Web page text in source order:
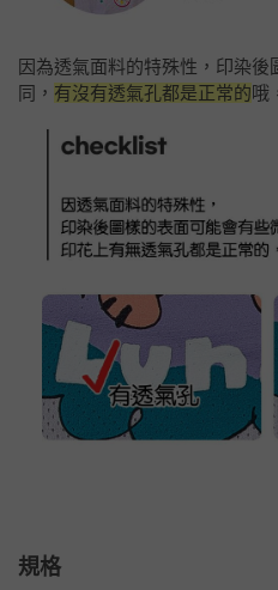
因為透氣面料的特殊性，印染
同， 有沒有透氣孔都是正常的哦
規格